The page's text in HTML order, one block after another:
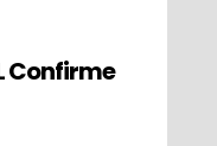
Confirme